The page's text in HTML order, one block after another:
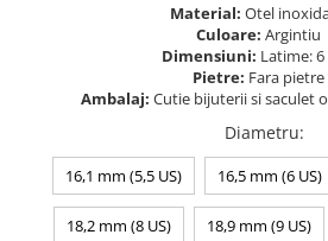
Material: Otel
Culoare: Argintiu
Dimensiuni: Latime:
Pietre: Fara pietre
Ambalaj: Cutie bijuterii si saculet
Diametru:
16,1 mm (5,5 US) 16,5 mm (6 US)
18,2 mm (8 US) 18,9 mm (9 US)